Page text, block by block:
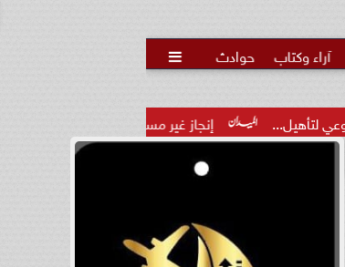
آراء وكتاب حوادث 
إنجاز غير مسبوق.. منتخب الناشئات يهزم الصين